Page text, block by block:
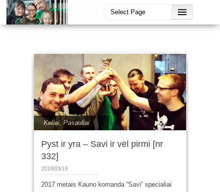
Keliai, Pasauliai
Pyst ir yra – Savi ir vėl pirmi [nr
332]
2018/03/19
2017 metais Kauno komanda “Savi” specialiai